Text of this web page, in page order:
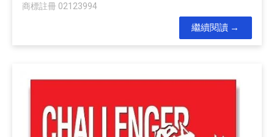
商標註冊 02123994
繼續閱讀